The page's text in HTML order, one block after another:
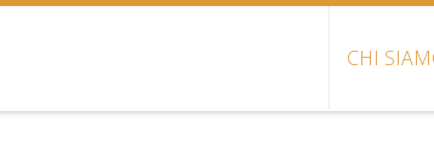
CHI